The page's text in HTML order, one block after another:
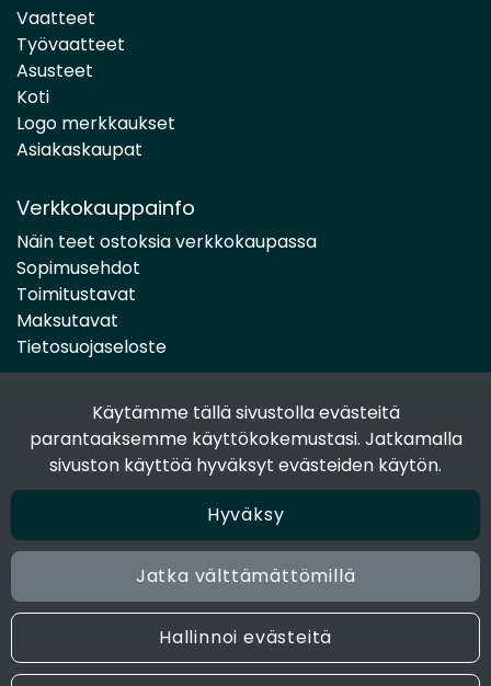
Käytämme tällä sivustolla evästeitä
parantaaksemme käyttökokemustasi. Jatkamalla
sivuston käyttöä hyväksyt evästeiden käytön.
Hyväksy
Jatka välttämättömillä
Hallinnoi evästeitä
Vaatteet
Työvaatteet
Asusteet
Koti
Logo merkkaukset
Asiakaskaupat
Verkkokauppainfo
Näin teet ostoksia verkkokaupassa
Sopimusehdot
Toimitustavat
Maksutavat
Tietosuojaseloste
Seuraa sosiaalisessa mediassa
Facebook
© 2024 Joen Tukkutiimi. All rights reserved. Site by
Oy